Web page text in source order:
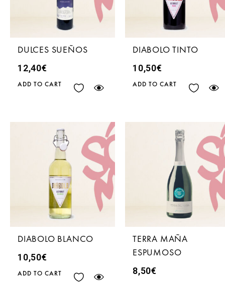
DULCES SUEÑOS
12,40€
ADD TO CART
DIABOLO TINTO
10,50€
ADD TO CART
DIABOLO BLANCO
10,50€
ADD TO CART
TERRA MAÑA
ESPUMOSO
8,50€